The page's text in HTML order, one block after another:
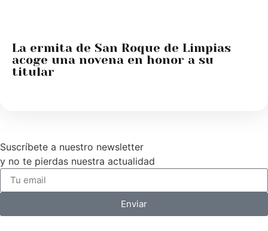
La ermita de San Roque de Limpias
acoge una novena en honor a su
titular
Suscríbete a nuestro newsletter
y no te pierdas nuestra actualidad
Enviar